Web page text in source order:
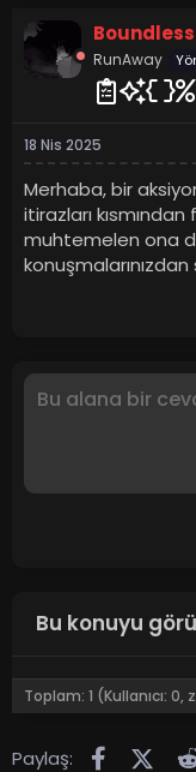
y
Boundless
RunAway
18 Nis 2025
Merhaba, bir
itirazları kısmından
muhtemelen ona
Bu konuyu
Toplam: 1 (Kullanıcı: 0,
Paylaş: X